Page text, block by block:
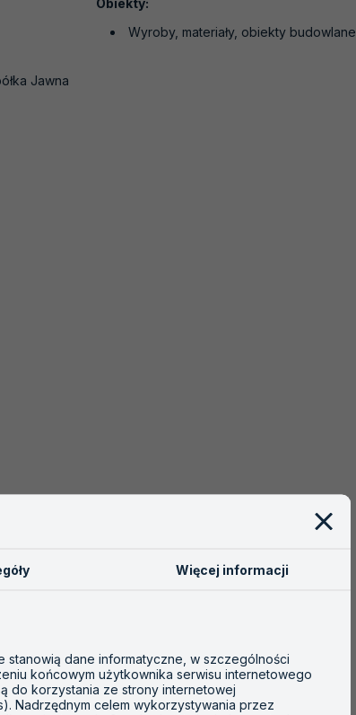
Jawna
Obiekty:
Wyroby, materiały, obiekty budowlane
Więcej informacji
stanowią dane informatyczne, w szczególności
końcowym użytkownika serwisu internetowego
do korzystania ze strony internetowej
Nadrzędnym celem wykorzystywania przez